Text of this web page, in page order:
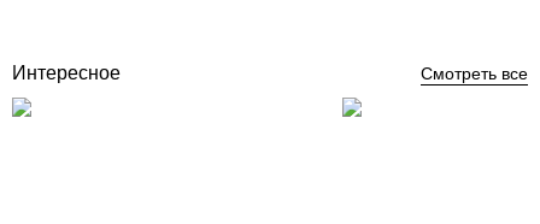
Интересное Смотреть все